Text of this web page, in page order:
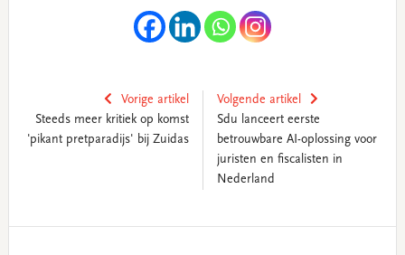
Vorige artikel
Steeds meer kritiek op komst
'pikant pretparadijs' bij Zuidas
Volgende artikel
Sdu lanceert eerste
betrouwbare AI-oplossing voor
juristen en fiscalisten in
Nederland